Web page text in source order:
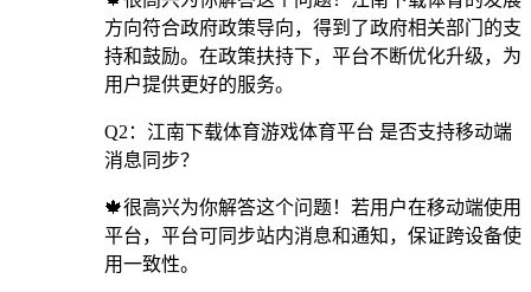
方向符合政府政策导向，得到了政府相关部门的支
持和鼓励。在政策扶持下，平台不断优化升级，为
用户提供更好的服务。
Q2：江南下载体育游戏体育平台 是否支持移动端
消息同步？
🍁很高兴为你解答这个问题！若用户在移动端使用
平台，平台可同步站内消息和通知，保证跨设备使
用一致性。